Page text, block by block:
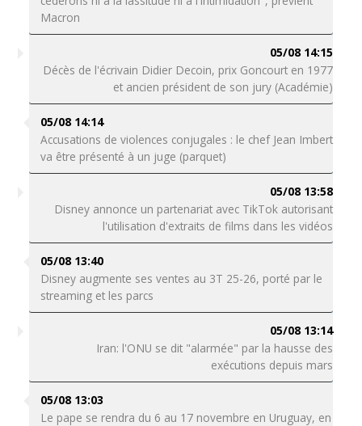
Macron
05/08 14:15
Décès de l'écrivain Didier Decoin, prix Goncourt en 1977
et ancien président de son jury (Académie)
05/08 14:14
Accusations de violences conjugales : le chef Jean Imbert
va être présenté à un juge (parquet)
05/08 13:58
Disney annonce un partenariat avec TikTok autorisant
l'utilisation d'extraits de films dans les vidéos
05/08 13:40
Disney augmente ses ventes au 3T 25-26, porté par le
streaming et les parcs
05/08 13:14
Iran: l'ONU se dit "alarmée" par la hausse des
exécutions depuis mars
05/08 13:03
Le pape se rendra du 6 au 17 novembre en Uruguay, en